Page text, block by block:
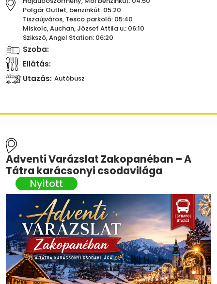
Polgár Outlet, benzinkút: 05:20
Tiszaújváros, Tesco parkoló: 05:40
Miskolc, Auchan, József Attila u.: 06:10
Szikszó, Angel Station: 06:20
Szoba:
Ellátás:
Utazás: Autóbusz
Adventi Varázslat Zakopanéban – A
Tátra karácsonyi csodavilága